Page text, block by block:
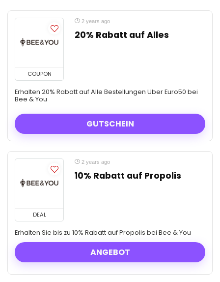
COUPON
2 years ago
20% Rabatt auf Alles
Erhalten 20% Rabatt auf Alle Bestellungen Uber Euro50 bei
Bee & You
GUTSCHEIN
DEAL
2 years ago
10% Rabatt auf Propolis
Erhalten Sie bis zu 10% Rabatt auf Propolis bei Bee & You
ANGEBOT